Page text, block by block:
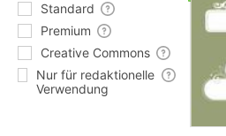
Standard
Premium
Creative Commons
Nur für redaktionelle
Verwendung